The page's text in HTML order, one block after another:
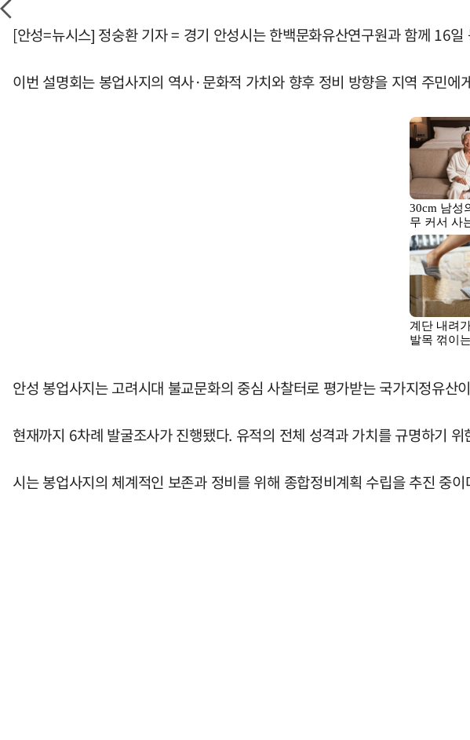
[안성=뉴시스] 정숭환 기자 = 경기 안성시는 한백문화유산연구원과 함께 16
이번 설명회는 봉업사지의 역사·문화적 가치와 향후 정비 방향을 지역 주민
안성 봉업사지는 고려시대 불교문화의 중심 사찰터로 평가받는 국가지정유산
현재까지 6차례 발굴조사가 진행됐다. 유적의 전체 성격과 가치를 규명하기
시는 봉업사지의 체계적인 보존과 정비를 위해 종합정비계획 수립을 추진 중